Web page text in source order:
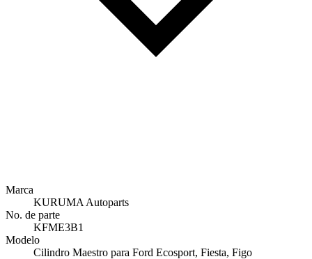
Marca
KURUMA Autoparts
No. de parte
KFME3B1
Modelo
Cilindro Maestro para Ford Ecosport, Fiesta, Figo